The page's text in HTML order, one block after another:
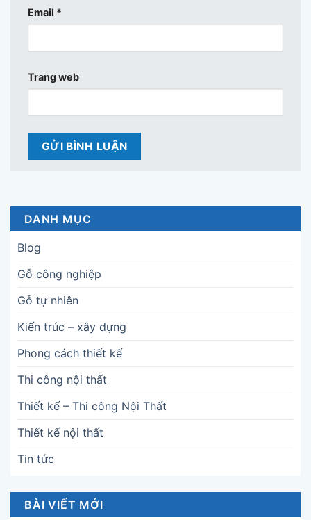
Email *
Trang web
DANH MỤC
Blog
Gỗ công nghiệp
Gỗ tự nhiên
Kiến trúc – xây dựng
Phong cách thiết kế
Thi công nội thất
Thiết kế – Thi công Nội Thất
Thiết kế nội thất
Tin tức
BÀI VIẾT MỚI